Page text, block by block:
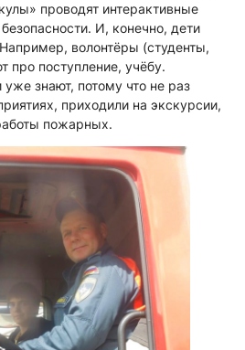
проводят интерактивные
И, конечно, дети
волонтёры (студенты,
про поступление, учёбу.
знают, потому что не раз
приходили на экскурсии,
пожарных.